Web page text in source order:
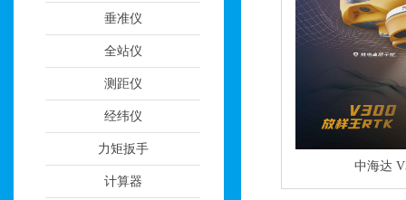
中海达
垂准仪
全站仪
测距仪
经纬仪
力矩扳手
计算器